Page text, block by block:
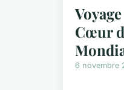
Cœur
6 novembre